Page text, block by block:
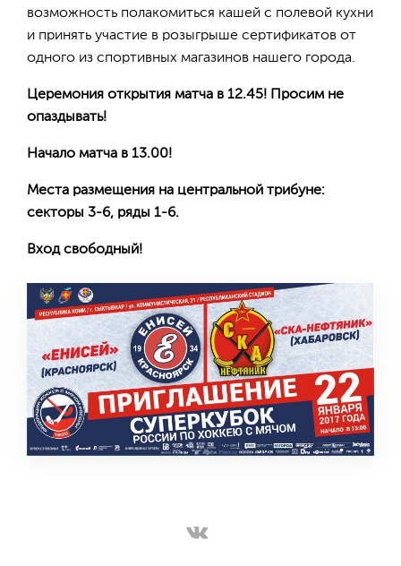
возможность полакомиться кашей с полевой кухни
и принять участие в розыгрыше сертификатов от
одного из спортивных магазинов нашего города.
Церемония открытия матча в 12.45! Просим не
опаздывать!
Начало матча в 13.00!
Места размещения на центральной трибуне:
секторы 3-6, ряды 1-6.
Вход свободный!